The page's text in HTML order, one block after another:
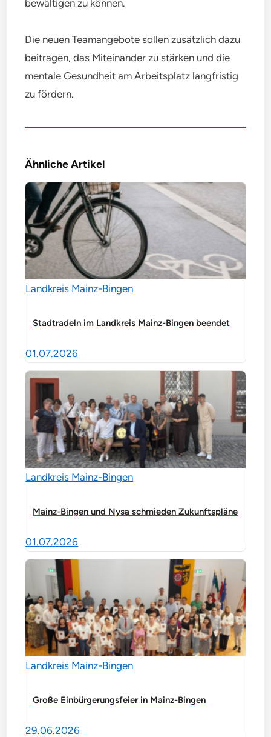
bewältigen zu können.
Die neuen Teamangebote sollen zusätzlich dazu
beitragen, das Miteinander zu stärken und die
mentale Gesundheit am Arbeitsplatz langfristig
zu fördern.
Ähnliche Artikel
Landkreis Mainz-Bingen
Stadtradeln im Landkreis Mainz-Bingen beendet
01.07.2026
Landkreis Mainz-Bingen
Mainz-Bingen und Nysa schmieden Zukunftspläne
01.07.2026
Landkreis Mainz-Bingen
Große Einbürgerungsfeier in Mainz-Bingen
29.06.2026